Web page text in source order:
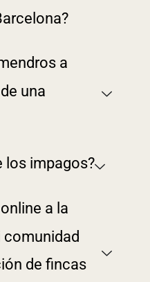
a
una
los impagos?
a la
comunidad
de fincas